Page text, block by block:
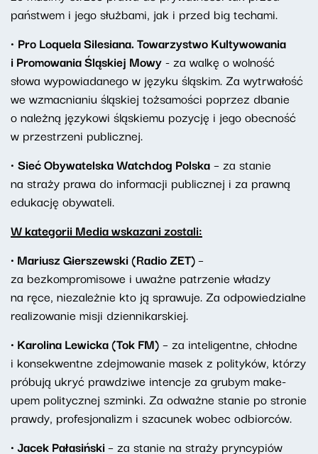
państwem i jego służbami, jak i przed big techami.
· Pro Loquela Silesiana. Towarzystwo Kultywowania
i Promowania Śląskiej Mowy- za walkę o wolność
słowa wypowiadanego w języku śląskim. Za wytrwałość
we wzmacnianiu śląskiej tożsamości poprzez dbanie
o należną językowi śląskiemu pozycję i jego obecność
w przestrzeni publicznej.
· Sieć Obywatelska Watchdog Polska– za stanie
na straży prawa do informacji publicznej i za prawną
edukację obywateli.
W kategorii Media wskazani zostali:
· Mariusz Gierszewski (Radio ZET)–
za bezkompromisowe i uważne patrzenie władzy
na ręce, niezależnie kto ją sprawuje. Za odpowiedzialne
realizowanie misji dziennikarskiej.
· Karolina Lewicka (Tok FM)– za inteligentne, chłodne
i konsekwentne zdejmowanie masek z polityków, którzy
próbują ukryć prawdziwe intencje za grubym make-
upem politycznej szminki. Za odważne stanie po stronie
prawdy, profesjonalizm i szacunek wobec odbiorców.
· Jacek Pałasiński– za stanie na straży pryncypiów